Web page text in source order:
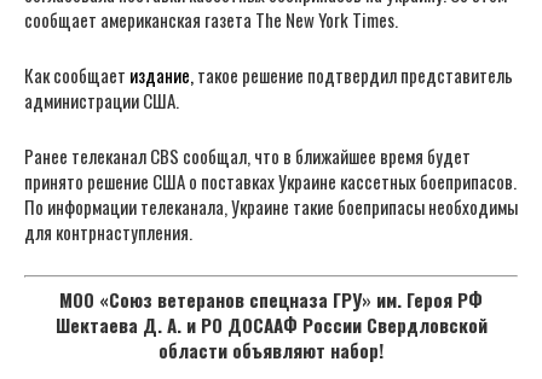
сообщает американская газета The New York Times.
Как сообщает издание,такое решение подтвердил представитель
администрации США.
Ранее телеканал CBS сообщал, что в ближайшее время будет
принято решение США о поставках Украине кассетных боеприпасов.
По информации телеканала, Украине такие боеприпасы необходимы
для контрнаступления.
МОО «Союз ветеранов спецназа ГРУ» им. Героя РФ
Шектаева Д. А. и РО ДОСААФ России Свердловской
области объявляют набор!